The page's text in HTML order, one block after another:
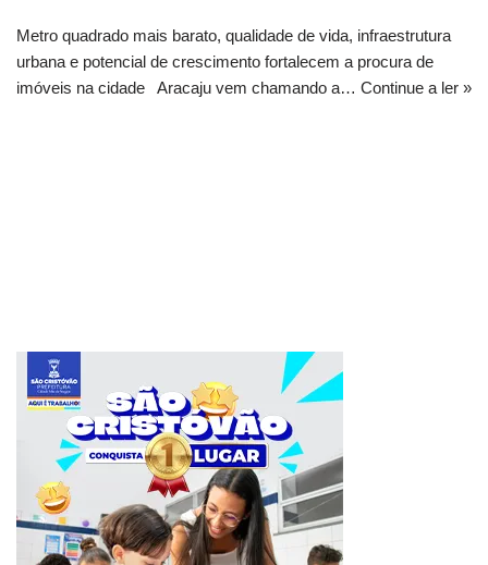
Metro quadrado mais barato, qualidade de vida, infraestrutura
urbana e potencial de crescimento fortalecem a procura de
imóveis na cidade Aracaju vem chamando a… Continue a ler »